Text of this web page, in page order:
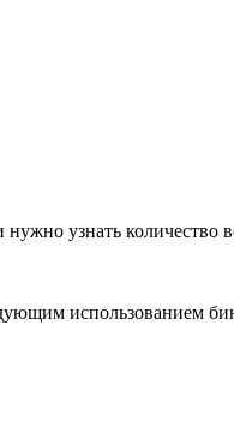
узнать количество
использованием